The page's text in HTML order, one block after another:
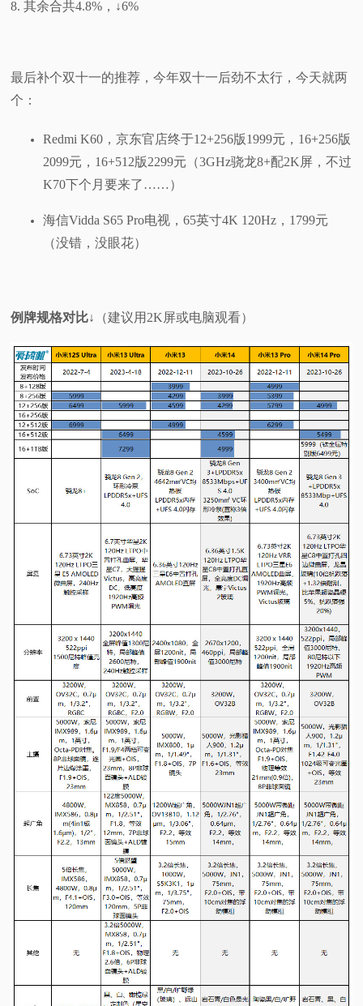
8. 其余合共4.8%，↓6%
最后补个双十一的推荐，今年双十一后劲不太行，今天就两
个：
Redmi K60，京东官店终于12+256版1999元，16+256版
2099元，16+512版2299元（3GHz骁龙8+配2K屏，不过
K70下个月要来了……）
海信Vidda S65 Pro电视，65英寸4K 120Hz，1799元
（没错，没眼花）
例牌规格对比↓ （建议用2K屏或电脑观看）